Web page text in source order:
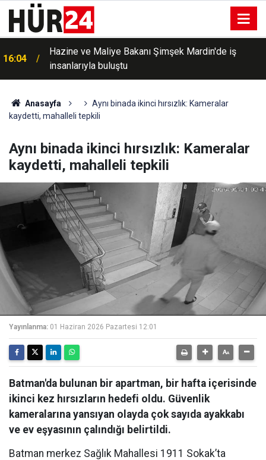
16:04
Hazine ve Maliye Bakanı Şimşek Mardin'de iş
insanlarıyla buluştu
Anasayfa
Aynı binada ikinci hırsızlık: Kameralar
kaydetti, mahalleli tepkili
Aynı binada ikinci hırsızlık: Kameralar
kaydetti, mahalleli tepkili
Yayınlanma: 01 Haziran 2026 Pazartesi 12:01
Batman'da bulunan bir apartman, bir hafta içerisinde
ikinci kez hırsızların hedefi oldu. Güvenlik
kameralarına yansıyan olayda çok sayıda ayakkabı
ve ev eşyasının çalındığı belirtildi.
Batman merkez Sağlık Mahallesi 1911 Sokak’ta